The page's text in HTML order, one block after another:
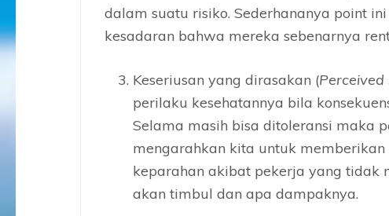
dalam suatu risiko. Sederhananya point
kesadaran bahwa mereka sebenarnya
Keseriusan yang dirasakan (
perilaku kesehatannya bila
Selama masih bisa ditoleransi maka
mengarahkan kita untuk
keparahan akibat pekerja yang tidak
akan timbul dan apa dampaknya.